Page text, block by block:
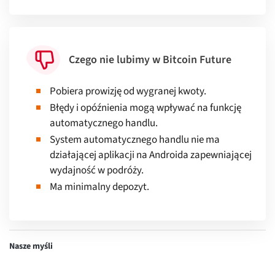
Czego nie lubimy w Bitcoin Future
Pobiera prowizję od wygranej kwoty.
Błędy i opóźnienia mogą wpływać na funkcję
automatycznego handlu.
System automatycznego handlu nie ma
działającej aplikacji na Androida zapewniającej
wydajność w podróży.
Ma minimalny depozyt.
Nasze myśli